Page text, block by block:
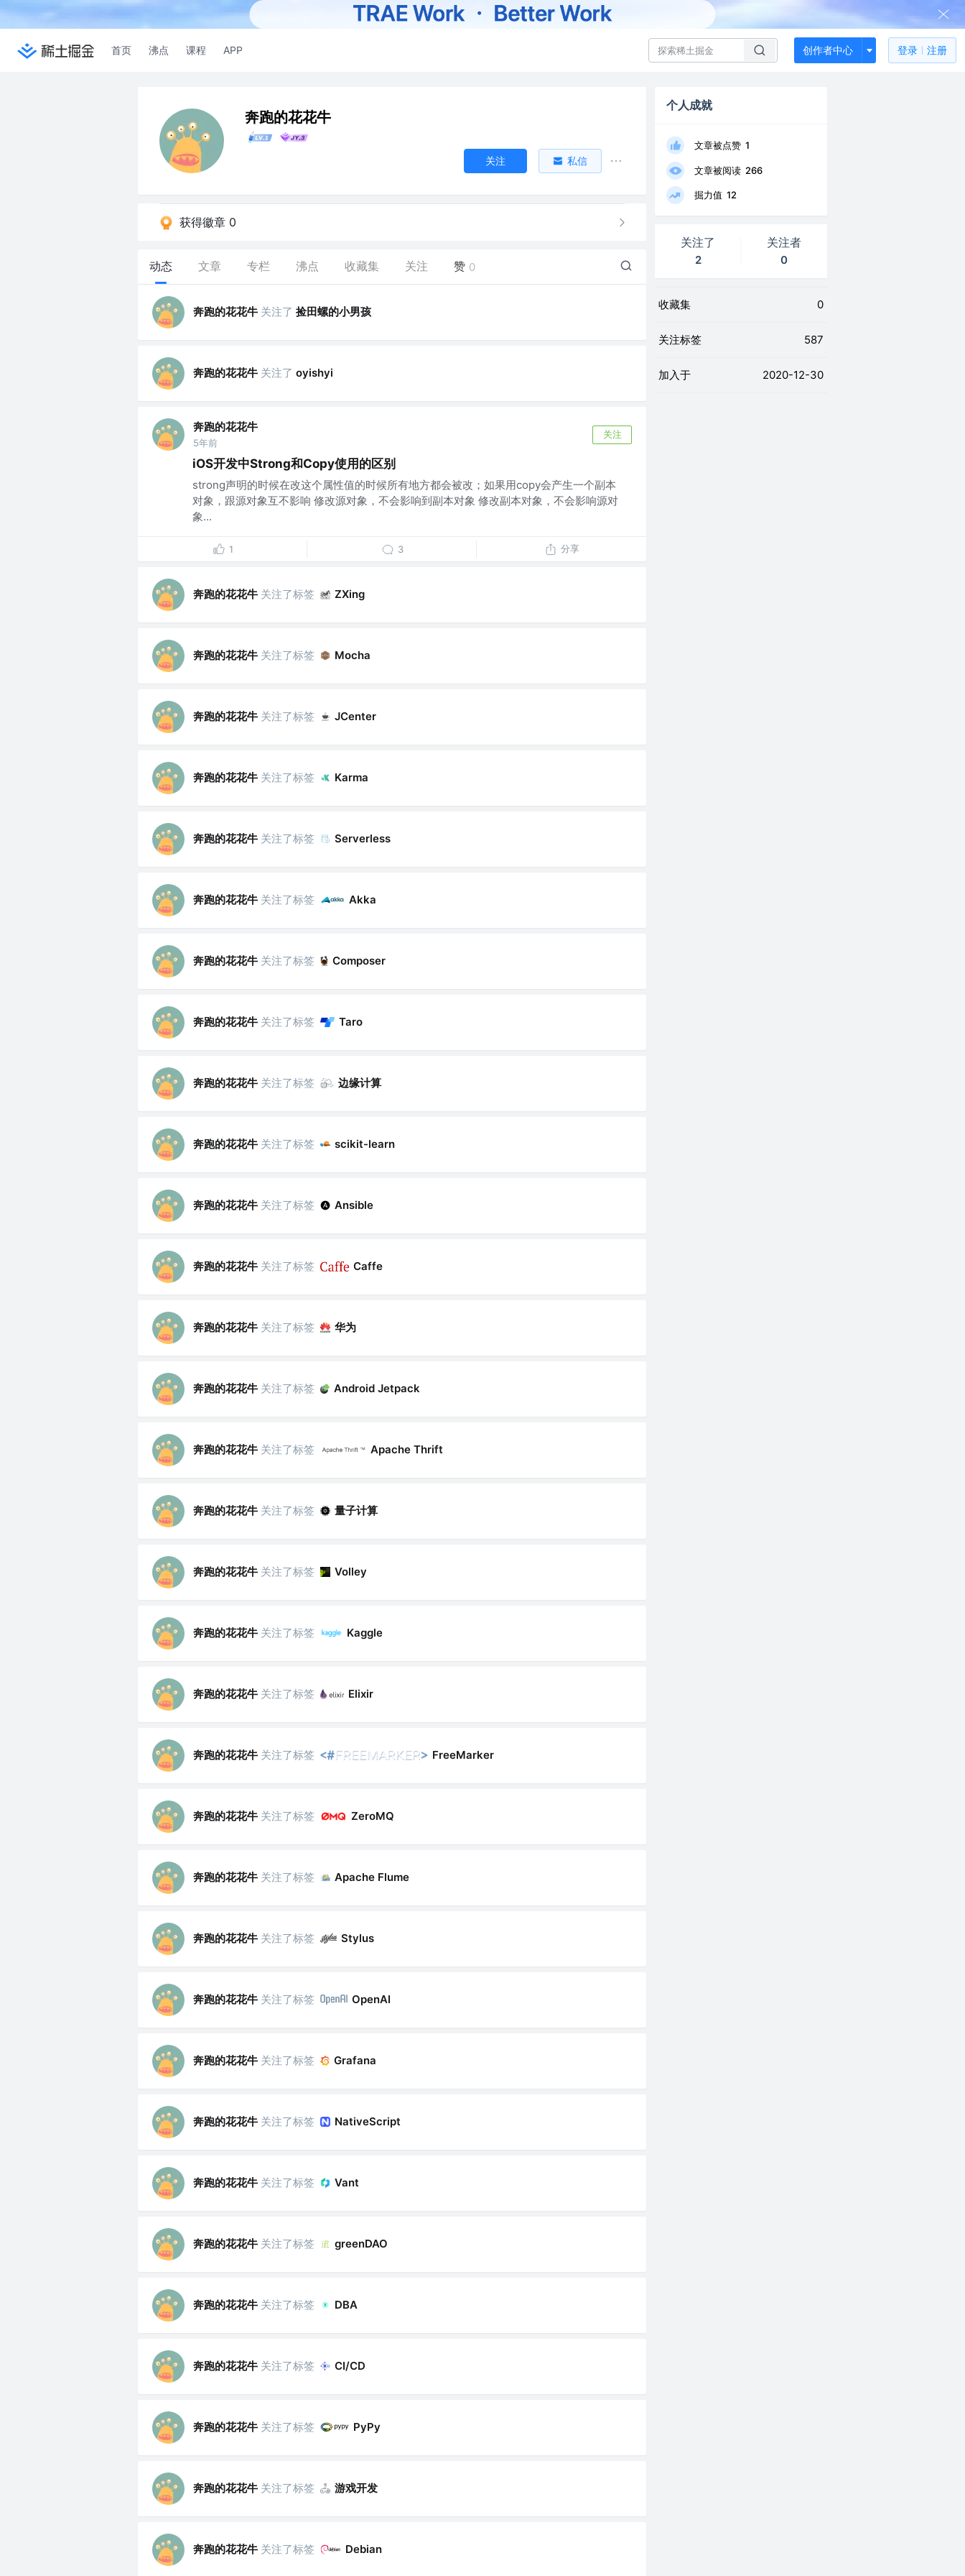
首页 沸点 课程 APP 创作者中心 登录 注册
奔跑的花花牛
关注 私信
获得徽章 0
动态 文章 专栏 沸点 收藏集 关注 赞 0
奔跑的花花牛 关注了 捡田螺的小男孩
奔跑的花花牛 关注了 oyishyi
奔跑的花花牛
5年前
关注
iOS开发中Strong和Copy使用的区别
strong声明的时候在改这个属性值的时候所有地方都会被改；如果用copy会产生一个副本
对象，跟源对象互不影响 修改源对象，不会影响到副本对象 修改副本对象，不会影响源对
象...
1 3 分享
奔跑的花花牛 关注了标签 ZXing
奔跑的花花牛 关注了标签 Mocha
奔跑的花花牛 关注了标签 JCenter
奔跑的花花牛 关注了标签 Karma
奔跑的花花牛 关注了标签 Serverless
奔跑的花花牛 关注了标签 Akka
奔跑的花花牛 关注了标签 Composer
奔跑的花花牛 关注了标签 Taro
奔跑的花花牛 关注了标签 边缘计算
奔跑的花花牛 关注了标签 scikit-learn
奔跑的花花牛 关注了标签 Ansible
奔跑的花花牛 关注了标签 Caffe
奔跑的花花牛 关注了标签 华为
奔跑的花花牛 关注了标签 Android Jetpack
奔跑的花花牛 关注了标签 Apache Thrift
奔跑的花花牛 关注了标签 量子计算
奔跑的花花牛 关注了标签 Volley
奔跑的花花牛 关注了标签 Kaggle
奔跑的花花牛 关注了标签 Elixir
奔跑的花花牛 关注了标签 FreeMarker
奔跑的花花牛 关注了标签 ZeroMQ
奔跑的花花牛 关注了标签 Apache Flume
奔跑的花花牛 关注了标签 Stylus
奔跑的花花牛 关注了标签 OpenAI
奔跑的花花牛 关注了标签 Grafana
奔跑的花花牛 关注了标签 NativeScript
奔跑的花花牛 关注了标签 Vant
奔跑的花花牛 关注了标签 greenDAO
奔跑的花花牛 关注了标签 DBA
奔跑的花花牛 关注了标签 CI/CD
奔跑的花花牛 关注了标签 PyPy
奔跑的花花牛 关注了标签 游戏开发
奔跑的花花牛 关注了标签 Debian
个人成就
文章被点赞 1
文章被阅读 266
掘力值 12
关注了
2
关注者
0
收藏集 0
关注标签 587
加入于 2020-12-30